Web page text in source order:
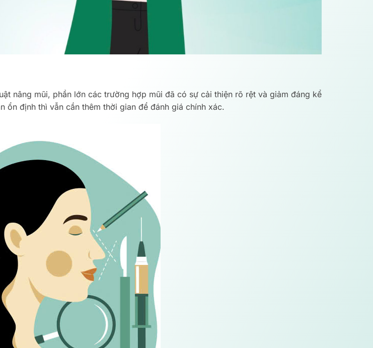
nâng mũi, phần lớn các trường hợp mũi đã có sự cải thiện rõ rệt và giảm đáng kể
ổn định thì vẫn cần thêm thời gian để đánh giá chính xác.